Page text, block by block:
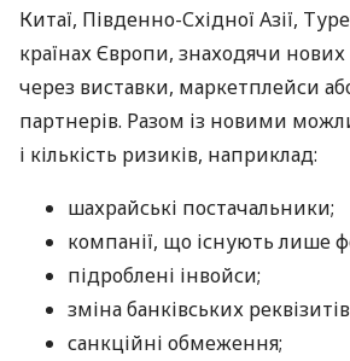
Китаї, Південно-Східної Азії,
країнах Європи, знаходячи
через виставки, маркетплейси
партнерів. Разом із новими
і кількість ризиків, наприклад:
шахрайські постачальники;
компанії, що існують лише
підроблені інвойси;
зміна банківських
санкційні обмеження;